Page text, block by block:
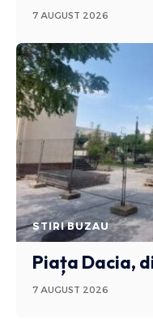
7 AUGUST 2026
STIRI BUZAU
Piața Dacia,
7 AUGUST 2026